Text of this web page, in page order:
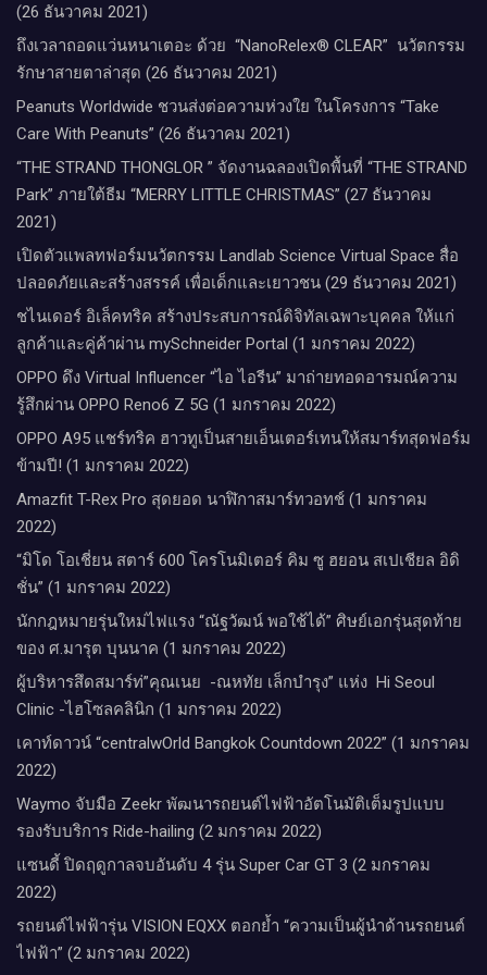
(26 ธันวาคม 2021)
ถึงเวลาถอดแว่นหนาเตอะ ด้วย “NanoRelex® CLEAR” นวัตกรรม
รักษาสายตาล่าสุด (26 ธันวาคม 2021)
Peanuts Worldwide ชวนส่งต่อความห่วงใย​ ​ในโครงการ “Take
Care With Peanuts” (26 ธันวาคม 2021)
“THE STRAND THONGLOR ” จัดงานฉลองเปิดพื้นที่ “THE STRAND
Park” ภายใต้ธีม “MERRY LITTLE CHRISTMAS” (27 ธันวาคม
2021)
เปิดตัวแพลทฟอร์มนวัตกรรม Landlab Science Virtual Space สื่อ
ปลอดภัยและสร้างสรรค์ เพื่อเด็กและเยาวชน (29 ธันวาคม 2021)
ชไนเดอร์ อิเล็คทริค สร้างประสบการณ์ดิจิทัลเฉพาะบุคคล ให้แก่
ลูกค้าและคู่ค้าผ่าน mySchneider Portal (1 มกราคม 2022)
OPPO ดึง Virtual Influencer “ไอ ไอรีน” มาถ่ายทอดอารมณ์ความ
รู้สึกผ่าน OPPO Reno6 Z 5G (1 มกราคม 2022)
OPPO A95 แชร์ทริค ฮาวทูเป็นสายเอ็นเตอร์เทนให้สมาร์ทสุดฟอร์ม
ข้ามปี! (1 มกราคม 2022)
Amazfit T-Rex Pro สุดยอด นาฬิกาสมาร์ทวอทช์ (1 มกราคม
2022)
“มิโด โอเชี่ยน สตาร์ 600 โครโนมิเตอร์ คิม ซู ฮยอน สเปเชียล อิดิ
ชั่น” (1 มกราคม 2022)
นักกฎหมายรุ่นใหม่ไฟแรง “ณัฐวัฒน์ พอใช้ได้” ศิษย์เอกรุ่นสุดท้าย
ของ ศ.มารุต บุนนาค (1 มกราคม 2022)
ผู้บริหารสึดสมาร์ท่”คุณเนย -ณหทัย เล็กบำรุง” แห่ง Hi Seoul
Clinic -ไฮโซลคลินิก (1 มกราคม 2022)
เคาท์ดาวน์​ “centralwOrld Bangkok Countdown 2022” (1 มกราคม
2022)
Waymo จับมือ Zeekr พัฒนารถยนต์ไฟฟ้าอัตโนมัติเต็มรูปแบบ
รองรับบริการ Ride-hailing (2 มกราคม 2022)
แซนดี้ ปิดฤดูกาลจบอันดับ 4 รุ่น Super Car GT 3 (2 มกราคม
2022)
รถยนต์ไฟฟ้ารุ่น VISION EQXX ตอกย้ำ “ความเป็นผู้นำด้านรถยนต์
ไฟฟ้า” (2 มกราคม 2022)